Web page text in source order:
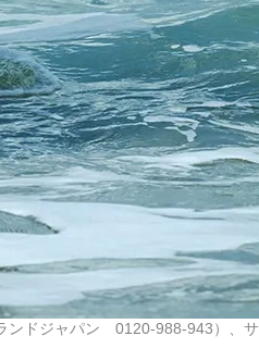
ンドジャパン 0120-988-943）、サ